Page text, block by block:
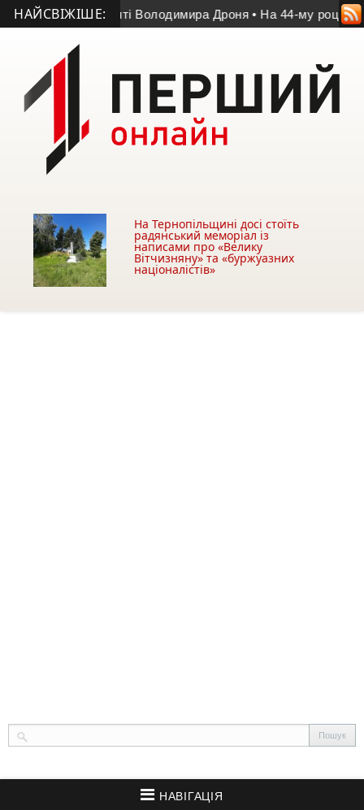
НАЙСВІЖІШЕ:
у матчі пам’яті Володимира Дроня • На 44-му році
На Тернопільщині досі стоїть
радянський меморіал із
написами про «Велику
Вітчизняну» та «буржуазних
націоналістів»
НАВІГАЦІЯ